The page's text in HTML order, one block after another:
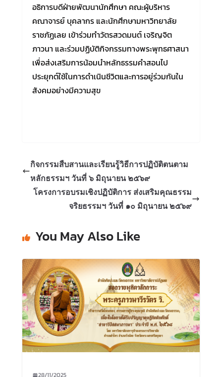
อธิการบดีฝ่ายพัฒนานักศึกษา คณะผู้บริหาร
คณาจารย์ บุคลากร และนักศึกษามหาวิทยาลัย
ราชภัฏเลย เข้าร่วมทำวัตรสวดมนต์ เจริญจิต
ภาวนา และร่วมปฏิบัติกิจกรรมทางพระพุทธศาสนา
เพื่อส่งเสริมการน้อมนำหลักธรรมคำสอนไป
ประยุกต์ใช้ในการดำเนินชีวิตและการอยู่ร่วมกันใน
สังคมอย่างมีความสุข
กิจกรรมสืบสานและเรียนรู้วิธีการปฏิบัติตนตาม
หลักธรรมฯ วันที่ ๖ มิถุนายน ๒๕๖๙
โครงการอบรมเชิงปฏิบัติการ ส่งเสริมคุณธรรม
จริยธรรมฯ วันที่ ๑๐ มิถุนายน ๒๕๖๙
You May Also Like